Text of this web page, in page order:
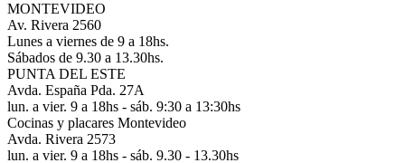
MONTEVIDEO
Av. Rivera 2560
Lunes a viernes de 9 a 18hs.
Sábados de 9.30 a 13.30hs.
PUNTA DEL ESTE
Avda. España Pda. 27A
lun. a vier. 9 a 18hs - sáb. 9:30 a 13:30hs
Cocinas y placares Montevideo
Avda. Rivera 2573
lun. a vier. 9 a 18hs - sáb. 9.30 - 13.30hs